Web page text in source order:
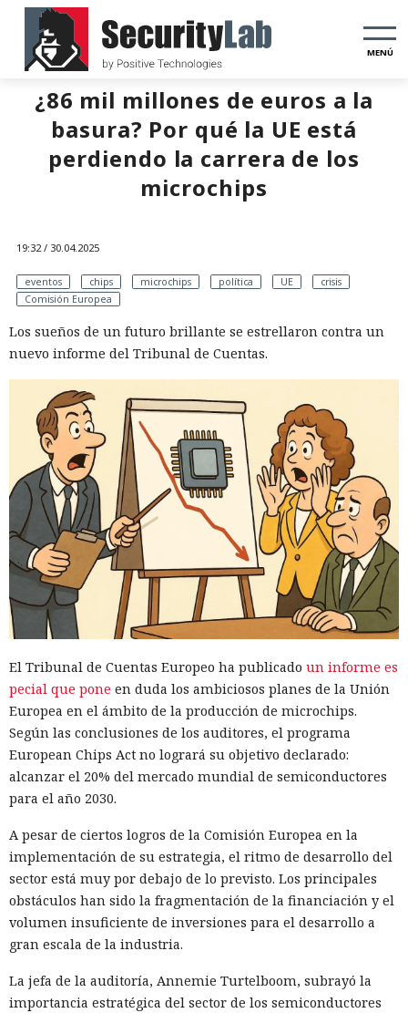
MENÚ
¿86 mil millones de euros a la
basura? Por qué la UE está
perdiendo la carrera de los
microchips
19:32 / 30.04.2025
eventos chips microchips política UE
crisis
Comisión Europea
Los sueños de un futuro brillante se estrellaron contra un
nuevo informe del Tribunal de Cuentas.
El Tribunal de Cuentas Europeo ha publicado un informe es
pecial que pone en duda los ambiciosos planes de la Unión
Europea en el ámbito de la producción de microchips.
Según las conclusiones de los auditores, el programa
European Chips Act no logrará su objetivo declarado:
alcanzar el 20% del mercado mundial de semiconductores
para el año 2030.
A pesar de ciertos logros de la Comisión Europea en la
implementación de su estrategia, el ritmo de desarrollo del
sector está muy por debajo de lo previsto. Los principales
obstáculos han sido la fragmentación de la financiación y el
volumen insuficiente de inversiones para el desarrollo a
gran escala de la industria.
La jefa de la auditoría, Annemie Turtelboom, subrayó la
importancia estratégica del sector de los semiconductores